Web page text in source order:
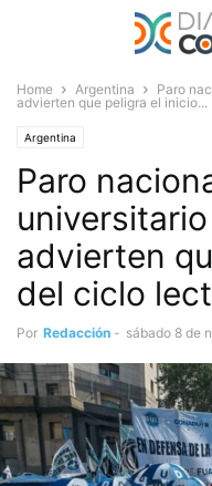
Home Argentina
Paro
advierten que peligra el inicio...
Argentina
Paro
advierten
del ciclo
Por Redacción - sábado 8 de